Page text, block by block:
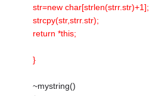
str=new char[strlen(strr.str)+1];
strcpy(str,strr.str);
return *this;
}
~mystring()